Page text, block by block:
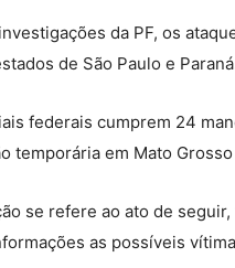
da PF, os
de São Paulo e
federais cumprem 24
temporária em Mato
se refere ao ato de
as possíveis